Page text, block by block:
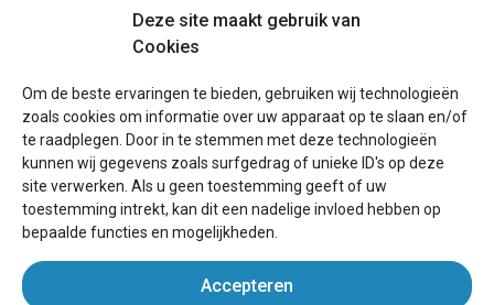
Deze site maakt gebruik van
Cookies
Om de beste ervaringen te bieden, gebruiken wij technologieën
zoals cookies om informatie over uw apparaat op te slaan en/of
te raadplegen. Door in te stemmen met deze technologieën
kunnen wij gegevens zoals surfgedrag of unieke ID's op deze
site verwerken. Als u geen toestemming geeft of uw
toestemming intrekt, kan dit een nadelige invloed hebben op
bepaalde functies en mogelijkheden.
Accepteren
Blog
Voor eigenaren
Een advertentie plaatsen
Succesvol verhuren vakantiewoning